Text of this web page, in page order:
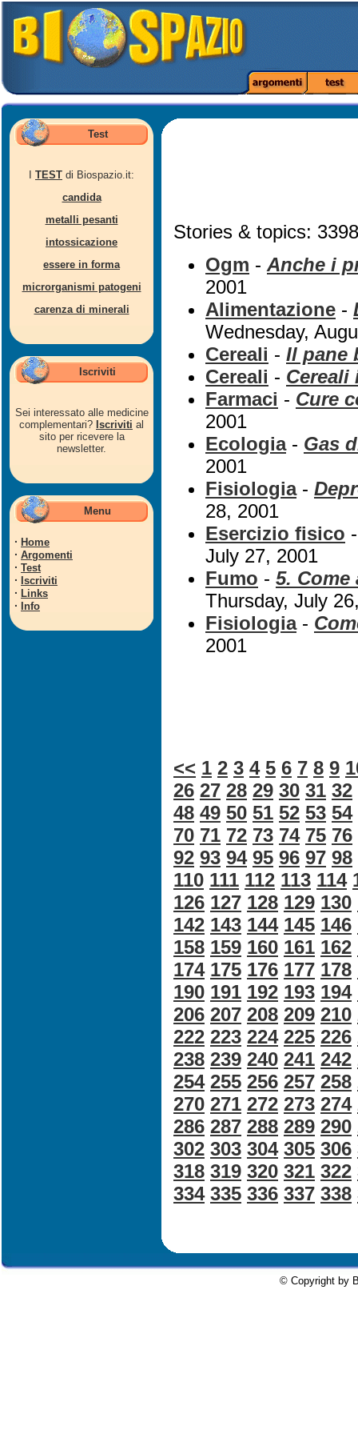
Test
TEST di Biospazio.it:
candida
metalli pesanti
intossicazione
essere in forma
microrganismi patogeni
carenza di minerali
Iscriviti
Sei interessato alle medicine
complementari? Iscriviti al
sito per ricevere la
newsletter.
Menu
· Home
· Argomenti
· Test
· Iscriviti
· Links
· Info
Stories & topics:
Ogm - Anche i
2001
Alimentazione -
Wednesday,
Cereali - Il pane
Cereali -
Farmaci - Cure
2001
Ecologia- Gas
2001
Fisiologia-
28, 2001
Esercizio fisico
July 27, 2001
Fumo - 5.
Thursday, July
Fisiologia-
2001
<< 1 2 3 4 5 6 7 8 9
26 27 28 29 30 31 32
48 49 50 51 52 53 54
70 71 72 73 74 75 76
92 93 94 95 96 97 98
110 111 112 113 114
126 127 128 129 130
142 143 144 145 146
158 159 160 161 162
174 175 176 177 178
190 191 192 193 194
206 207 208 209 210
222 223 224 225 226
238 239 240 241 242
254 255 256 257 258
270 271 272 273 274
286 287 288 289 290
302 303 304 305 306
318 319 320 321 322
334 335 336 337 338
© Copyright by